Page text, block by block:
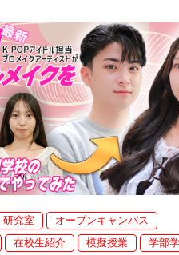
研究室
オープンキャンパス
在校生紹介 模擬授業 学部